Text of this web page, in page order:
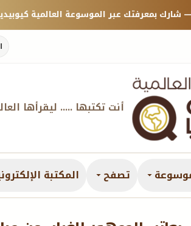
أنت تكتبها ..... ليقرأها
تصفح المكتبة